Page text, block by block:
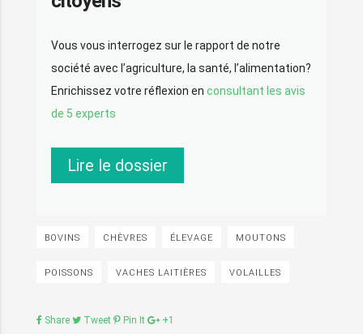
Vous vous interrogez sur le rapport de notre
société avec l’agriculture, la santé, l’alimentation?
Enrichissez votre réflexion en consultant les avis
de 5 experts
Lire le dossier
BOVINS CHÈVRES ÉLEVAGE MOUTONS
POISSONS VACHES LAITIÈRES VOLAILLES
Share Tweet Pin It +1